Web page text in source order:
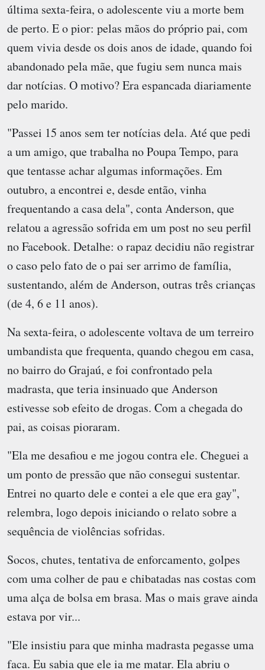
última sexta-feira, o adolescente viu a morte bem
de perto. E o pior: pelas mãos do próprio pai, com
quem vivia desde os dois anos de idade, quando foi
abandonado pela mãe, que fugiu sem nunca mais
dar notícias. O motivo? Era espancada diariamente
pelo marido.
"Passei 15 anos sem ter notícias dela. Até que pedi
a um amigo, que trabalha no Poupa Tempo, para
que tentasse achar algumas informações. Em
outubro, a encontrei e, desde então, vinha
frequentando a casa dela", conta Anderson, que
relatou a agressão sofrida em um post no seu perfil
no Facebook. Detalhe: o rapaz decidiu não registrar
o caso pelo fato de o pai ser arrimo de família,
sustentando, além de Anderson, outras três crianças
(de 4, 6 e 11 anos).
Na sexta-feira, o adolescente voltava de um terreiro
umbandista que frequenta, quando chegou em casa,
no bairro do Grajaú, e foi confrontado pela
madrasta, que teria insinuado que Anderson
estivesse sob efeito de drogas. Com a chegada do
pai, as coisas pioraram.
"Ela me desafiou e me jogou contra ele. Cheguei a
um ponto de pressão que não consegui sustentar.
Entrei no quarto dele e contei a ele que era gay",
relembra, logo depois iniciando o relato sobre a
sequência de violências sofridas.
Socos, chutes, tentativa de enforcamento, golpes
com uma colher de pau e chibatadas nas costas com
uma alça de bolsa em brasa. Mas o mais grave ainda
estava por vir...
"Ele insistiu para que minha madrasta pegasse uma
faca. Eu sabia que ele ia me matar. Ela abriu o